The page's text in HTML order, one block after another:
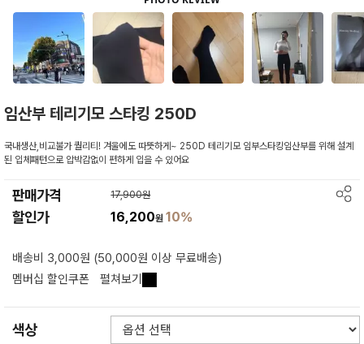
임산부 테리기모 스타킹 250D
국내생산,비교불가 퀄리티! 겨울에도 따뜻하게~ 250D 테리기모 임부스타킹임산부를 위해 설계
된 입체패턴으로 압박감없이 편하게 입을 수 있어요
판매가격 17,900원
할인가 16,200원10%
배송비 3,000원 (50,000원 이상 무료배송)
멤버십 할인쿠폰
펼쳐보기
색상